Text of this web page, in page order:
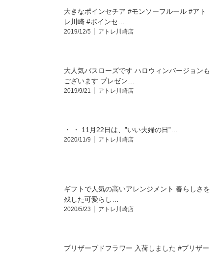
大きなポインセチア #モンソーフルール #アト
レ川崎 #ポインセ…
2019/12/5 アトレ川崎店
大人気バスローズです ハロウィンバージョンも
ございます プレゼン…
2019/9/21 アトレ川崎店
・ ・ 11月22日は、”いい夫婦の日”…
2020/11/9 アトレ川崎店
ギフトで人気の高いアレンジメント 春らしさを
残した可愛らし…
2020/5/23 アトレ川崎店
プリザーブドフラワー 入荷しました #プリザー